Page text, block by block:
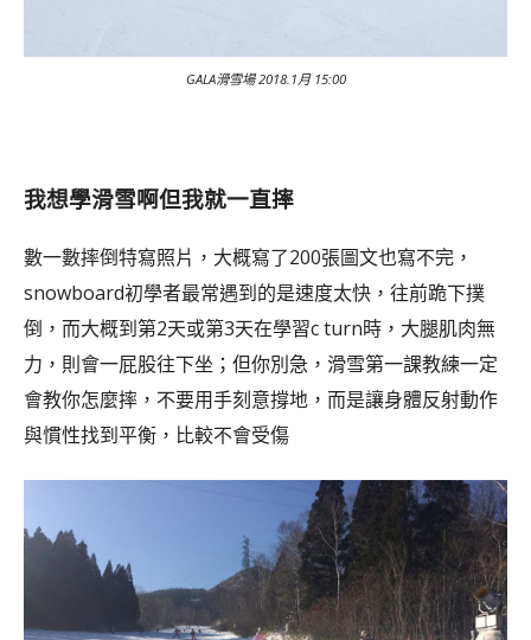
GALA滑雪場 2018.1月 15:00
我想學滑雪啊但我就一直摔
數一數摔倒特寫照片，大概寫了200張圖文也寫不完，
snowboard初學者最常遇到的是速度太快，往前跪下撲
倒，而大概到第2天或第3天在學習c turn時，大腿肌肉無
力，則會一屁股往下坐；但你別急，滑雪第一課教練一定
會教你怎麼摔，不要用手刻意撐地，而是讓身體反射動作
與慣性找到平衡，比較不會受傷